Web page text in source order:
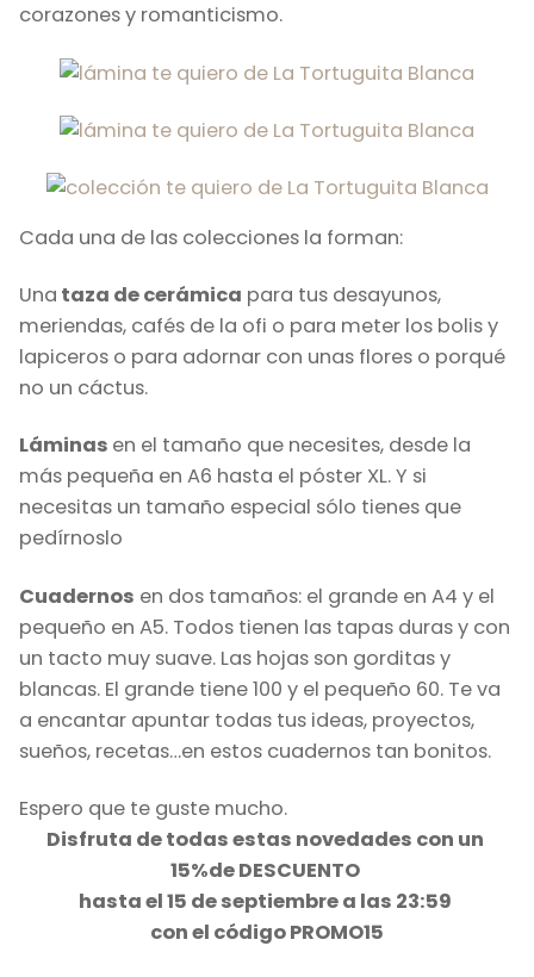
corazones y romanticismo.
Cada una de las colecciones la forman:
Una taza de cerámica para tus desayunos,
meriendas, cafés de la ofi o para meter los bolis y
lapiceros o para adornar con unas flores o porqué
no un cáctus.
Láminas en el tamaño que necesites, desde la
más pequeña en A6 hasta el póster XL. Y si
necesitas un tamaño especial sólo tienes que
pedírnoslo
Cuadernos en dos tamaños: el grande en A4 y el
pequeño en A5. Todos tienen las tapas duras y con
un tacto muy suave. Las hojas son gorditas y
blancas. El grande tiene 100 y el pequeño 60. Te va
a encantar apuntar todas tus ideas, proyectos,
sueños, recetas…en estos cuadernos tan bonitos.
Espero que te guste mucho.
Disfruta de todas estas novedades con un
15%de DESCUENTO
hasta el 15 de septiembre a las 23:59
con el código PROMO15